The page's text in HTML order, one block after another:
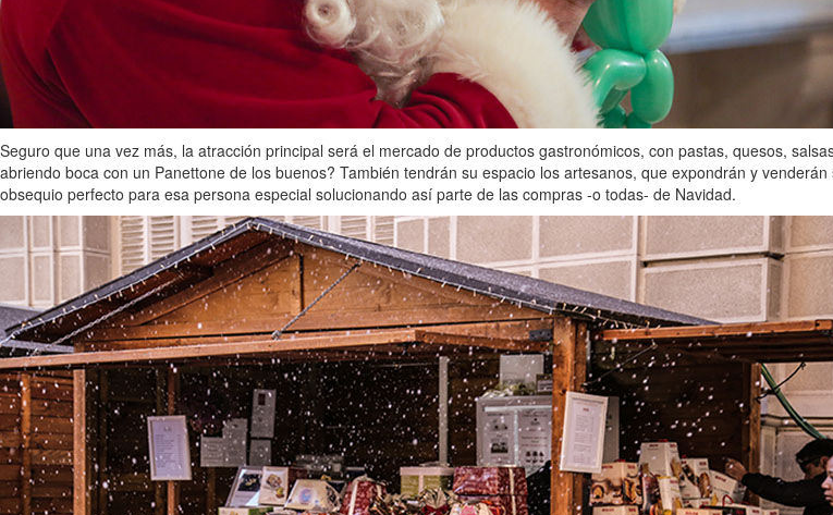
Seguro que una vez más, la atracción principal será el mercado de productos gastronómicos, con pastas, quesos,
abriendo boca con un Panettone de los buenos? También tendrán su espacio los artesanos, que expondrán y
obsequio perfecto para esa persona especial solucionando así parte de las compras -o todas- de Navidad.